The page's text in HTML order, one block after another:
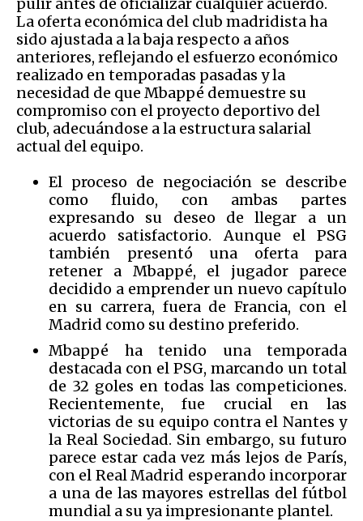
La oferta económica del club madridista ha
sido ajustada a la baja respecto a años
anteriores, reflejando el esfuerzo económico
realizado en temporadas pasadas y la
necesidad de que Mbappé demuestre su
compromiso con el proyecto deportivo del
club, adecuándose a la estructura salarial
actual del equipo.
El proceso de negociación se describe
como fluido, con ambas partes
expresando su deseo de llegar a un
acuerdo satisfactorio. Aunque el PSG
también presentó una oferta para
retener a Mbappé, el jugador parece
decidido a emprender un nuevo capítulo
en su carrera, fuera de Francia, con el
Madrid como su destino preferido.
Mbappé ha tenido una temporada
destacada con el PSG, marcando un total
de 32 goles en todas las competiciones.
Recientemente, fue crucial en las
victorias de su equipo contra el Nantes y
la Real Sociedad. Sin embargo, su futuro
parece estar cada vez más lejos de París,
con el Real Madrid esperando incorporar
a una de las mayores estrellas del fútbol
mundial a su ya impresionante plantel.